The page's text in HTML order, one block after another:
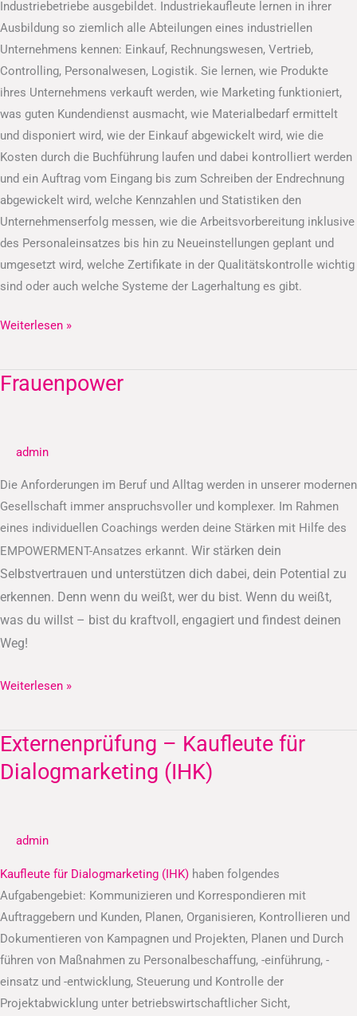
Industriebetriebe ausgebildet. Industriekaufleute lernen in ihrer
Ausbildung so ziemlich alle Abteilungen eines industriellen
Unternehmens kennen: Einkauf, Rechnungswesen, Vertrieb,
Controlling, Personalwesen, Logistik. Sie lernen, wie Produkte
ihres Unternehmens verkauft werden, wie Marketing funktioniert,
was guten Kundendienst ausmacht, wie Materialbedarf ermittelt
und disponiert wird, wie der Einkauf abgewickelt wird, wie die
Kosten durch die Buchführung laufen und dabei kontrolliert werden
und ein Auftrag vom Eingang bis zum Schreiben der Endrechnung
abgewickelt wird, welche Kennzahlen und Statistiken den
Unternehmenserfolg messen, wie die Arbeitsvorbereitung inklusive
des Personaleinsatzes bis hin zu Neueinstellungen geplant und
umgesetzt wird, welche Zertifikate in der Qualitätskontrolle wichtig
sind oder auch welche Systeme der Lagerhaltung es gibt.
Weiterlesen »
Frauenpower
admin
Die Anforderungen im Beruf und Alltag werden in unserer modernen
Gesellschaft immer anspruchsvoller und komplexer. Im Rahmen
eines individuellen Coachings werden deine Stärken mit Hilfe des
EMPOWERMENT-Ansatzes erkannt. Wir stärken dein
Selbstvertrauen und unterstützen dich dabei, dein Potential zu
erkennen. Denn wenn du weißt, wer du bist. Wenn du weißt,
was du willst – bist du kraftvoll, engagiert und findest deinen
Weg!
Frauenpower
Weiterlesen »
Externenprüfung – Kaufleute für
Dialogmarketing (IHK)
admin
Kaufleute für Dialogmarketing (IHK) haben folgendes
Aufgabengebiet: Kommunizieren und Korrespondieren mit
Auftraggebern und Kunden, Planen, Organisieren, Kontrollieren und
Dokumentieren von Kampagnen und Projekten, Planen und Durch
führen von Maßnahmen zu Personalbeschaffung, -einführung, -
einsatz und -entwicklung, Steuerung und Kontrolle der
Projektabwicklung unter betriebswirtschaftlicher Sicht,
Externenprüfung
–
Kaufleute
(IHK)